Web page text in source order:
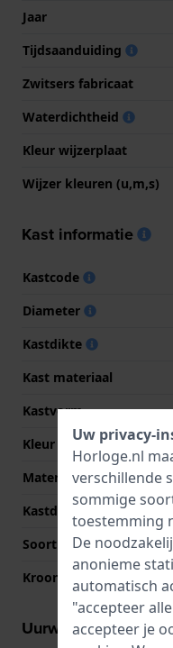
Jaar
Tijdsaanduiding
Zwitsers fabricaat
Waterdichtheid
Kleur wijzerplaat
Wijzer kleuren (u,m,s)
Kast informatie
Kastcode
Diameter
Kastdikte
Kast materiaal
Kastvorm
Kleur kast
Materiaal kastdeksel
Kastdeksel
Soort glas
Kroon
Uurwerk informatie
Uw privacy-
Horloge.nl
verschillende
sommige
toestemming
De
anonieme
automatisch
"accepteer
accepteer je